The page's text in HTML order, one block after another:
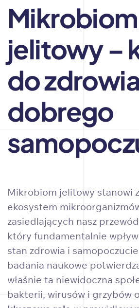
Mikrobiom
jelitowy –
do
dobrego
Mikrobiom jelitowy stanowi
ekosystem
zasiedlających nasz
który fundamentalnie
stan zdrowia i
badania naukowe
właśnie ta niewidoczna
bakterii, wirusów i grzybów